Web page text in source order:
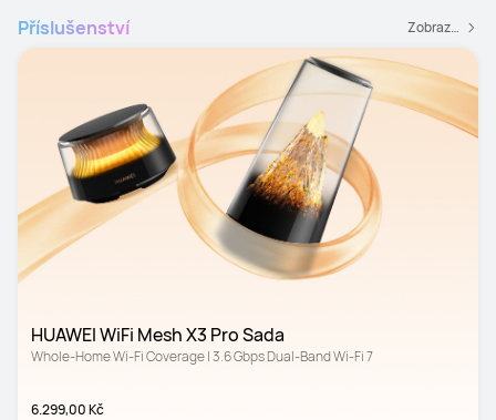
Příslušenství Zobrazit všechny příslušenství
HUAWEI WiFi Mesh X3 Pro Sada
Whole-Home Wi-Fi Coverage | 3.6 Gbps Dual-
6.299,00 Kč
Volitelný svazek